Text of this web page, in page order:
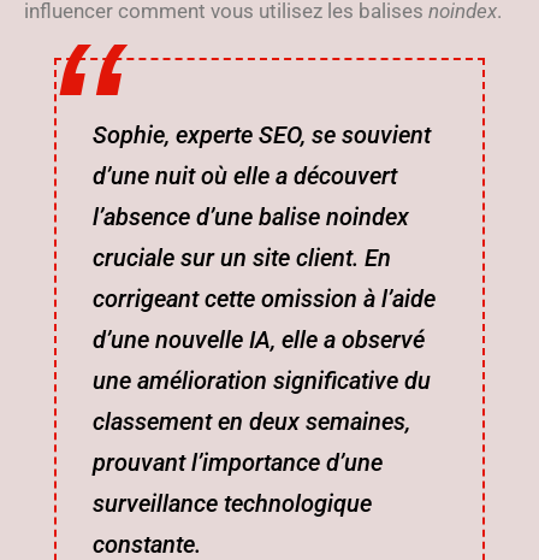
influencer comment vous utilisez les balises noindex.
Sophie, experte SEO, se souvient
d’une nuit où elle a découvert
l’absence d’une balise noindex
cruciale sur un site client. En
corrigeant cette omission à l’aide
d’une nouvelle IA, elle a observé
une amélioration significative du
classement en deux semaines,
prouvant l’importance d’une
surveillance technologique
constante.